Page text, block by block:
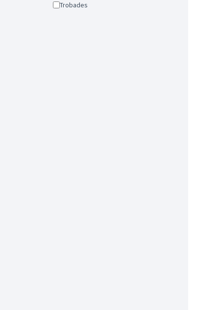
Trobades